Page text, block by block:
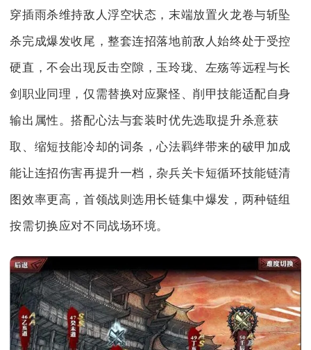
穿插雨杀维持敌人浮空状态，末端放置火龙卷与斩坠
杀完成爆发收尾，整套连招落地前敌人始终处于受控
硬直，不会出现反击空隙，玉玲珑、左殇等远程与长
剑职业同理，仅需替换对应聚怪、削甲技能适配自身
输出属性。搭配心法与套装时优先选取提升杀意获
取、缩短技能冷却的词条，心法羁绊带来的破甲加成
能让连招伤害再提升一档，杂兵关卡短循环技能链清
图效率更高，首领战则选用长链集中爆发，两种链组
按需切换应对不同战场环境。